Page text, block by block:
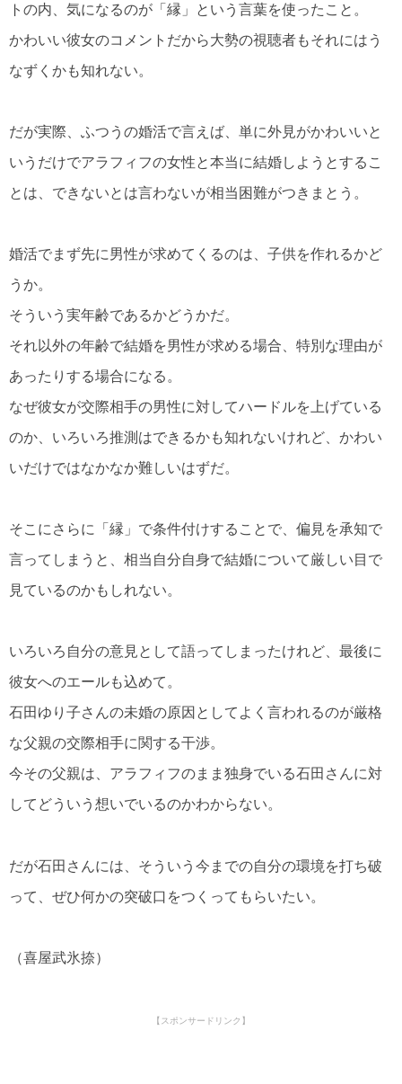
トの内、気になるのが「縁」という言葉を使ったこと。
かわいい彼女のコメントだから大勢の視聴者もそれにはう
なずくかも知れない。
だが実際、ふつうの婚活で言えば、単に外見がかわいいと
いうだけでアラフィフの女性と本当に結婚しようとするこ
とは、できないとは言わないが相当困難がつきまとう。
婚活でまず先に男性が求めてくるのは、子供を作れるかど
うか。
そういう実年齢であるかどうかだ。
それ以外の年齢で結婚を男性が求める場合、特別な理由が
あったりする場合になる。
なぜ彼女が交際相手の男性に対してハードルを上げている
のか、いろいろ推測はできるかも知れないけれど、かわい
いだけではなかなか難しいはずだ。
そこにさらに「縁」で条件付けすることで、偏見を承知で
言ってしまうと、相当自分自身で結婚について厳しい目で
見ているのかもしれない。
いろいろ自分の意見として語ってしまったけれど、最後に
彼女へのエールも込めて。
石田ゆり子さんの未婚の原因としてよく言われるのが厳格
な父親の交際相手に関する干渉。
今その父親は、アラフィフのまま独身でいる石田さんに対
してどういう想いでいるのかわからない。
だが石田さんには、そういう今までの自分の環境を打ち破
って、ぜひ何かの突破口をつくってもらいたい。
（喜屋武氷捺）
【スポンサードリンク】